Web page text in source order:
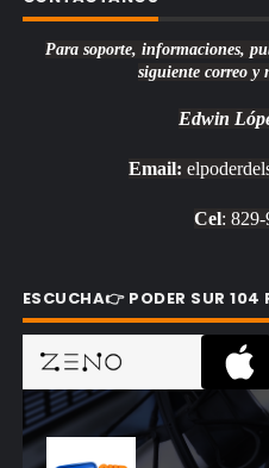
Para soporte, informaciones,
siguiente correo y
Edwin
Email:
Cel:
ESCUCHA👉 PODER SUR 104